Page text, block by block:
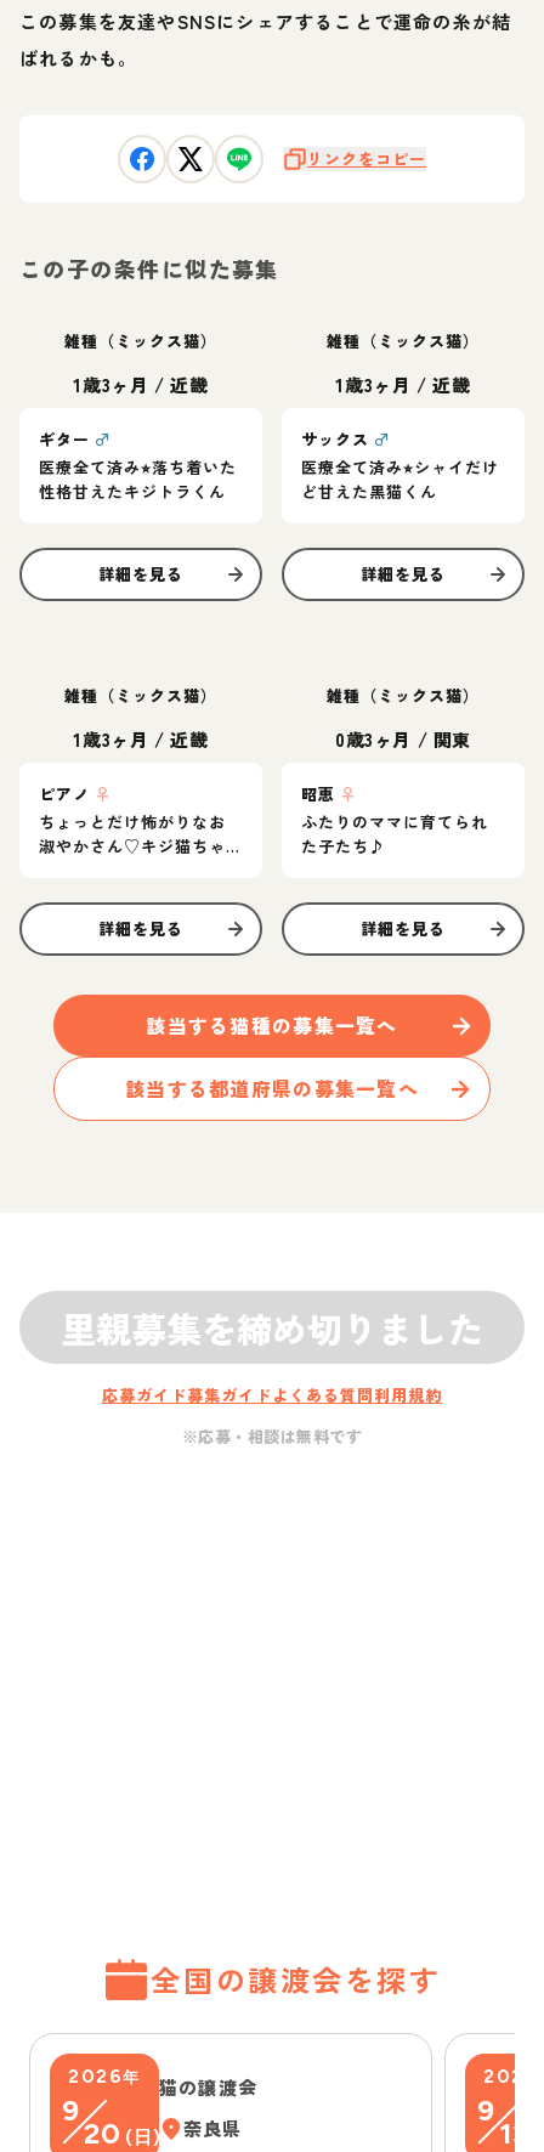
この募集を友達やSNSにシェアすることで運命の糸が結
ばれるかも。
リンクをコピー
この子の条件に似た募集
雑種（ミックス猫）
1歳3ヶ月 /近畿
ギター ♂
医療全て済み⭐︎落ち着いた
性格甘えたキジトラくん
詳細を見る
雑種（ミックス猫）
1歳3ヶ月 /近畿
サックス ♂
医療全て済み⭐︎シャイだけ
ど甘えた黒猫くん
詳細を見る
雑種（ミックス猫）
1歳3ヶ月 /近畿
ピアノ ♀
ちょっとだけ怖がりなお
淑やかさん♡キジ猫ちゃ
詳細を見る
雑種（ミックス猫）
0歳3ヶ月 / 関東
昭恵 ♀
ふたりのママに育てられ
た子たち♪
詳細を見る
該当する 猫種の募集一覧へ
該当する都道府県の募集一覧へ
里親募集を締め切りました
応募ガイド募集ガイド よくある質問利用規約
※応募・相談は無料です
全国の譲渡会を探す
2026年
9
20 ( 日)
猫の譲渡会
奈良県
2026
9
13